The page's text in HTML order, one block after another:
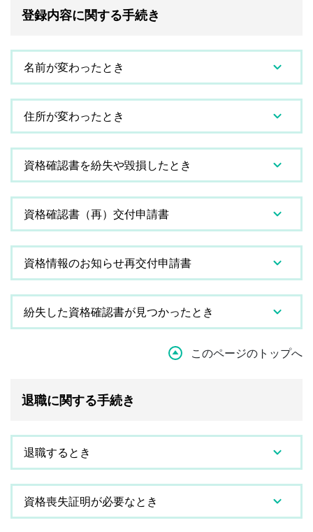
登録内容に関する手続き
名前が変わったとき
住所が変わったとき
資格確認書を紛失や毀損したとき
資格確認書（再）交付申請書
資格情報のお知らせ再交付申請書
紛失した資格確認書が見つかったとき
このページのトップへ
退職に関する手続き
退職するとき
資格喪失証明が必要なとき